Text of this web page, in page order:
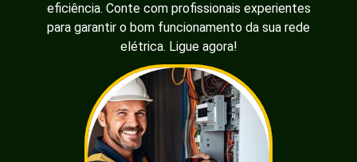
eficiência. Conte com profissionais experientes
para garantir o bom funcionamento da sua rede
elétrica. Ligue agora!